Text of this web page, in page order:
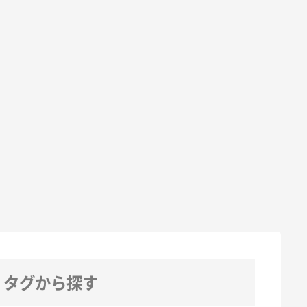
タグから探す